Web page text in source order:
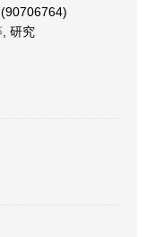
, 研究